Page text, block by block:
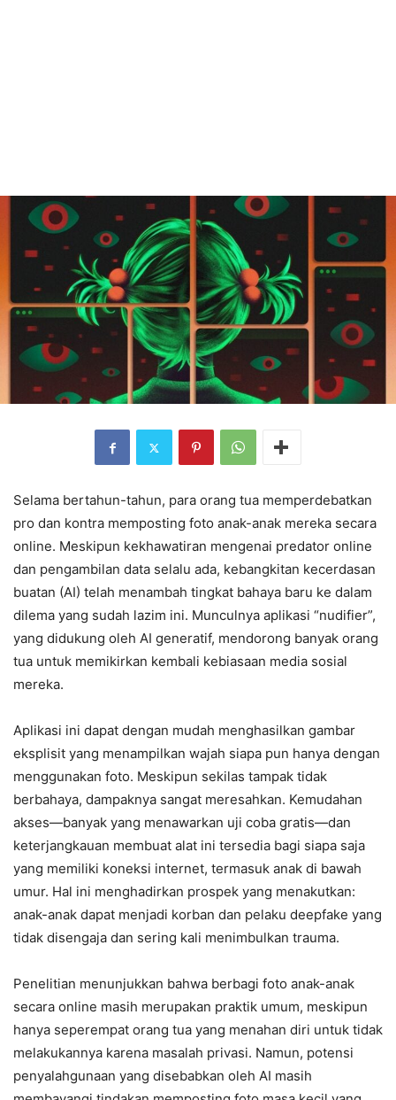
Selama bertahun-tahun, para orang tua memperdebatkan
pro dan kontra memposting foto anak-anak mereka secara
online. Meskipun kekhawatiran mengenai predator online
dan pengambilan data selalu ada, kebangkitan kecerdasan
buatan (AI) telah menambah tingkat bahaya baru ke dalam
dilema yang sudah lazim ini. Munculnya aplikasi “nudifier”,
yang didukung oleh AI generatif, mendorong banyak orang
tua untuk memikirkan kembali kebiasaan media sosial
mereka.
Aplikasi ini dapat dengan mudah menghasilkan gambar
eksplisit yang menampilkan wajah siapa pun hanya dengan
menggunakan foto. Meskipun sekilas tampak tidak
berbahaya, dampaknya sangat meresahkan. Kemudahan
akses—banyak yang menawarkan uji coba gratis—dan
keterjangkauan membuat alat ini tersedia bagi siapa saja
yang memiliki koneksi internet, termasuk anak di bawah
umur. Hal ini menghadirkan prospek yang menakutkan:
anak-anak dapat menjadi korban dan pelaku deepfake yang
tidak disengaja dan sering kali menimbulkan trauma.
Penelitian menunjukkan bahwa berbagi foto anak-anak
secara online masih merupakan praktik umum, meskipun
hanya seperempat orang tua yang menahan diri untuk tidak
melakukannya karena masalah privasi. Namun, potensi
penyalahgunaan yang disebabkan oleh AI masih